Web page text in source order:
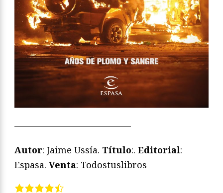
—————————————
Autor: Jaime Ussía. Título:. Editorial:
Espasa. Venta: Todostuslibros